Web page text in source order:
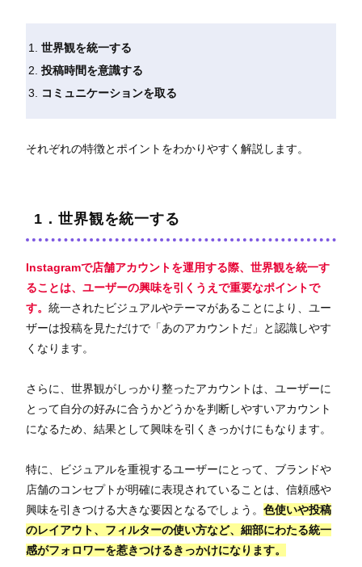
世界観を統一する
投稿時間を意識する
コミュニケーションを取る
それぞれの特徴とポイントをわかりやすく解説します。
1．世界観を統一する
Instagramで店舗アカウントを運用する際、世界観を統一す
ることは、ユーザーの興味を引くうえで重要なポイントで
す。 統一されたビジュアルやテーマがあることにより、ユー
ザーは投稿を見ただけで「あのアカウントだ」と認識しやす
くなります。
さらに、世界観がしっかり整ったアカウントは、ユーザーに
とって自分の好みに合うかどうかを判断しやすいアカウント
になるため、結果として興味を引くきっかけにもなります。
特に、ビジュアルを重視するユーザーにとって、ブランドや
店舗のコンセプトが明確に表現されていることは、信頼感や
興味を引きつける大きな要因となるでしょう。 色使いや投稿
のレイアウト、フィルターの使い方など、細部にわたる統一
感がフォロワーを惹きつけるきっかけになります。